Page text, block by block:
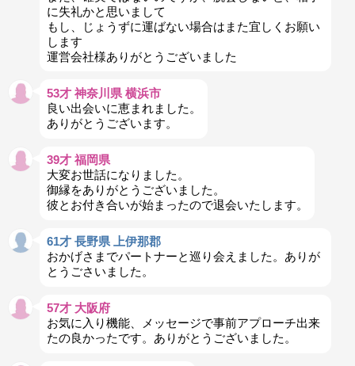
に失礼かと思いまして
もし、じょうずに運ばない場合はまた宜しくお願い
します
運営会社様ありがとうございました
53才 神奈川県 横浜市
良い出会いに恵まれました。
ありがとうございます。
39才 福岡県
大変お世話になりました。
御縁をありがとうございました。
彼とお付き合いが始まったので退会いたします。
61才 長野県 上伊那郡
おかげさまでパートナーと巡り会えました。ありが
とうごさいました。
57才 大阪府
お気に入り機能、メッセージで事前アプローチ出来
たの良かったです。ありがとうございました。